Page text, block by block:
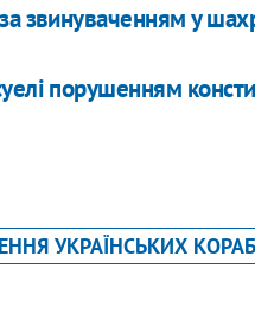
звинуваченням у
порушенням
УКРАЇНСЬКИХ